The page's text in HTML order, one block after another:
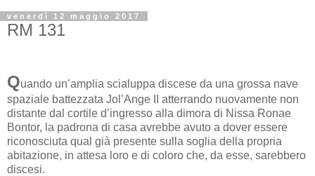
venerdì 12 maggio 2017
RM 131
Quando un’amplia scialuppa discese da una grossa nave
spaziale battezzata Jol’Ange II atterrando nuovamente non
distante dal cortile d’ingresso alla dimora di Nissa Ronae
Bontor, la padrona di casa avrebbe avuto a dover essere
riconosciuta qual già presente sulla soglia della propria
abitazione, in attesa loro e di coloro che, da esse, sarebbero
discesi.